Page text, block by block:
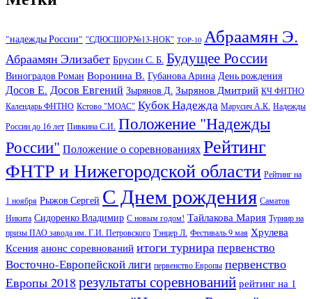
"надежды России" "СДЮСШОР№13-НОК" TOP-10 Абраамян Э.
Абраамян Элизабет Брусин С. Б. Будущее России
Виноградов Роман Воронина В. Губанова Арина День рождения
Досов Е. Досов Евгений Зырянов Д. Зырянов Дмитрий КЧ ФНТНО
Календарь ФНТНО Кстово "МОАС" Кубок Надежда Марусич А.К. Надежды
России до 16 лет Пивкина С.И. Положение "Надежды
России" Положение о соревнованияхРейтинг
ФНТР и Нижегородской области Рейтинг на
1 ноября Рыжов Сергей С Днем рождения Саматов
Никита Сидоренко Владимир С новым годом! Тайлакова Мария Турнир на
призы ПАО завода им. Г.И. Петровского Тэнцер Л. Фестиваль 9 мая Хрулева
Ксения анонс соревнований итоги турнирапервенство
Восточно-Европейской лиги первенство Европы первенство
Европы 2018 результаты соревнований рейтинг на 1